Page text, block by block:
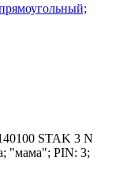
STAK 3 N
"мама"; PIN: 3;